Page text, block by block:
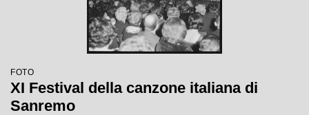
FOTO
XI Festival della canzone italiana di
Sanremo